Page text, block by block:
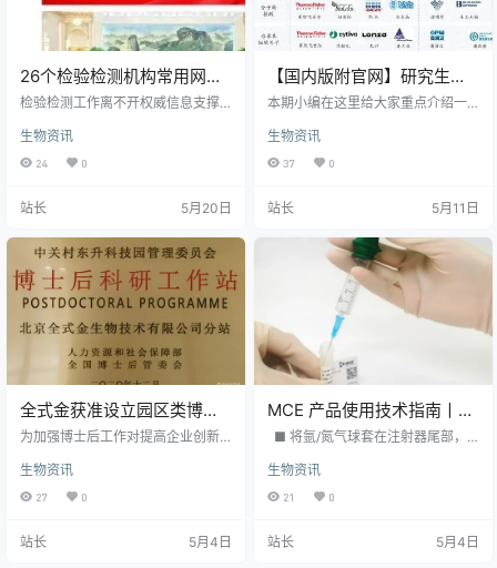
26个检验检测机构常用网站
（2026版）
检验检测工作离不开权威信息支撑
用网站，涵盖资质认证、标准查
询、法规查阅、业务办理等核心场
景，助力机构规范运营、提升效
生物资讯
24 0
站长 5月20日
【国内版附官网】研究生科
研试剂选购：纯度 / 批次 / 溶
本期小编在这里给大家重点介绍一
总结优势与不足，仅供参考。科研
试剂品种繁多，科研试剂主要分为
化学试剂和生物试剂两大类，实验
技术门槛较高。实验耗材可以分为
生物资讯
37 0
站长 5月11日
全式金获准设立园区类博士
后科研工作站分站
为加强博士后工作对提高企业创新
融合，在北京市人力资源和社会保
障局和中关村东升科技园的支持
下，全式金获准设立园区类博士后
作。 全式金以严谨的研发服务、规
生物资讯
27 0
站长 5月4日
MCE 产品使用技术指南丨惰
性气体置换操作简易说明
■ 将氩/氮气球套在注射器尾部，
装好针头 (可在气球口与注射器的接
头处，用封口膜缠紧，保证气密
性)。 ■ 将针头伸进需要置换气体的
品，避免将粉末吹起。操作时，无
生物资讯
21 0
站长 5月4日